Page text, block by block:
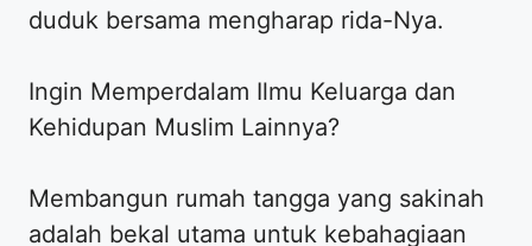
duduk bersama mengharap rida-Nya.
Ingin Memperdalam Ilmu Keluarga dan
Kehidupan Muslim Lainnya?
Membangun rumah tangga yang sakinah
adalah bekal utama untuk kebahagiaan